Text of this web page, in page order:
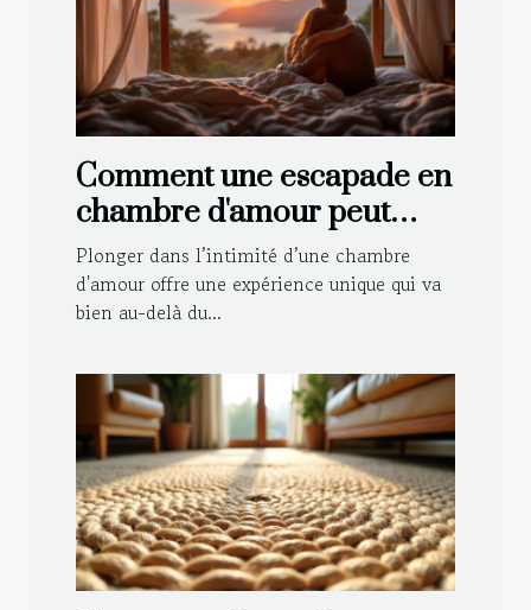
Comment une escapade en
chambre d'amour peut
renforcer votre relation ?
Plonger dans l’intimité d’une chambre
d'amour offre une expérience unique qui va
bien au-delà du...